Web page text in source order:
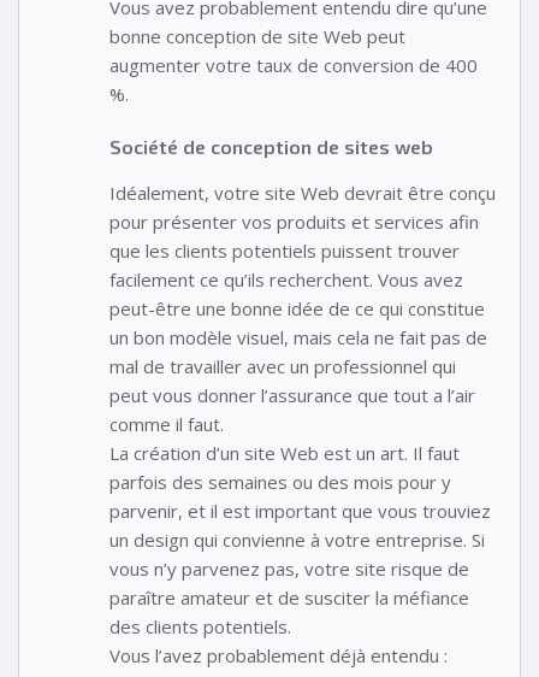
Vous avez probablement entendu dire qu’une
bonne conception de site Web peut
augmenter votre taux de conversion de 400
%.
Société de conception de sites web
Idéalement, votre site Web devrait être conçu
pour présenter vos produits et services afin
que les clients potentiels puissent trouver
facilement ce qu’ils recherchent. Vous avez
peut-être une bonne idée de ce qui constitue
un bon modèle visuel, mais cela ne fait pas de
mal de travailler avec un professionnel qui
peut vous donner l’assurance que tout a l’air
comme il faut.
La création d’un site Web est un art. Il faut
parfois des semaines ou des mois pour y
parvenir, et il est important que vous trouviez
un design qui convienne à votre entreprise. Si
vous n’y parvenez pas, votre site risque de
paraître amateur et de susciter la méfiance
des clients potentiels.
Vous l’avez probablement déjà entendu :